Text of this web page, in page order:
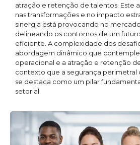
atração e retenção de talentos. Este
nas transformações e no impacto
sinergia está provocando no mercado
delineando os contornos de um
eficiente. A complexidade dos
abordagem dinâmico que
operacional e a atração e retenção
contexto que a segurança perimetral
se destaca como um pilar
setorial.